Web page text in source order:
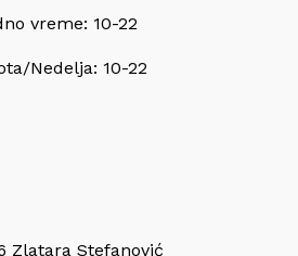
vreme: 10-22
Nedelja: 10-22
Zlatara Stefanović